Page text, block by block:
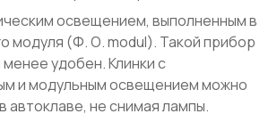
освещением, выполненным в
модуля (Ф. О. modul). Такой прибор
удобен. Клинки с
и модульным освещением можно
автоклаве, не снимая лампы.